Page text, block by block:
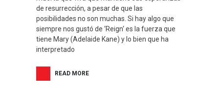
de resurrección, a pesar de que las
posibilidades no son muchas. Si hay algo que
siempre nos gustó de ‘Reign‘ es la fuerza que
tiene Mary (Adelaide Kane) y lo bien que ha
interpretado
READ MORE